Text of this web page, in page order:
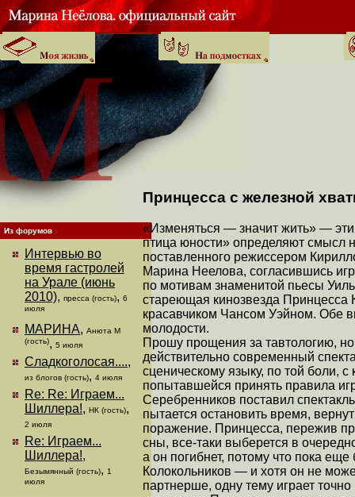
Из форумов
Интервью во
время гастролей
на Урале (июнь
2010), пресса (гость), 6
июля
МАРИНА, Анюта М
(гость), 5 июля
Сладкоголосая....,
из блогов (гость), 4 июля
Re: Re: Играем...
Шиллера!, НК (гость),
2 июля
Re: Играем...
Шиллера!,
Безымянный (гость), 1
июля
Принцесса с железной
«Изменяться — значит жить» —
птица юности» определяют смысл
поставленного режиссером
Марина Неелова, согласившись
по мотивам знаменитой пьесы
стареющая кинозвезда
красавчиком Чансом Уэйном. Обе
молодости.
Прошу прощения за тавтологию,
действительно современный
сценическому языку, по той боли,
попытавшейся принять правила
Серебренников поставил
пытается остановить время,
поражение. Принцесса, пережив
сны, все-таки выберется в
а он погибнет, потому что пока
Колокольников — и хотя он не
партнерше, одну тему играет